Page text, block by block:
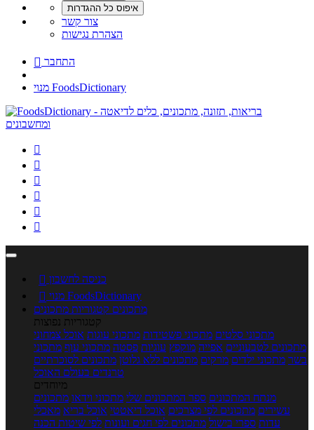
צור קשר
הצהרת נגישות
 התחבר
מנוי FoodsDictionary






 כניסה לחשבון

מנוי FoodsDictionary
מתכונים קטגוריות מתכונים
קטגוריות נפוצות
מתכוני סלטים מתכוני פשטידות מתכוני עוגות אוכל צמחוני
מתכונים לטבעוניים אפייה מוקפץ עוגיות פסטה מתכוני עוף מתכוני
בשר מתכוני ילדים מרקים מתכונים ללא גלוטן מתכונים לסוכרתיים
טרנדים בעולם האוכל
מיוחדים
מנתח המתכונים ספר המתכונים שלי מתכוני וידאו מתכונים
עשירים מתכונים לפי מצרכים אוכל דיאטטי אוכל בריא מאכלי
עדות ספרי בישול מתכונים לפי חגים ועונות לפי שיטות הכנה